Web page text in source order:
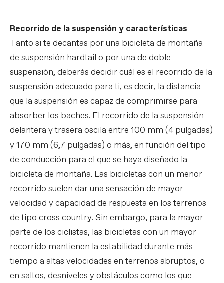
Recorrido de la suspensión y características
Tanto si te decantas por una bicicleta de montaña
de suspensión hardtail o por una de doble
suspensión, deberás decidir cuál es el recorrido de la
suspensión adecuado para ti, es decir, la distancia
que la suspensión es capaz de comprimirse para
absorber los baches. El recorrido de la suspensión
delantera y trasera oscila entre 100 mm (4 pulgadas)
y 170 mm (6,7 pulgadas) o más, en función del tipo
de conducción para el que se haya diseñado la
bicicleta de montaña. Las bicicletas con un menor
recorrido suelen dar una sensación de mayor
velocidad y capacidad de respuesta en los terrenos
de tipo cross country. Sin embargo, para la mayor
parte de los ciclistas, las bicicletas con un mayor
recorrido mantienen la estabilidad durante más
tiempo a altas velocidades en terrenos abruptos, o
en saltos, desniveles y obstáculos como los que